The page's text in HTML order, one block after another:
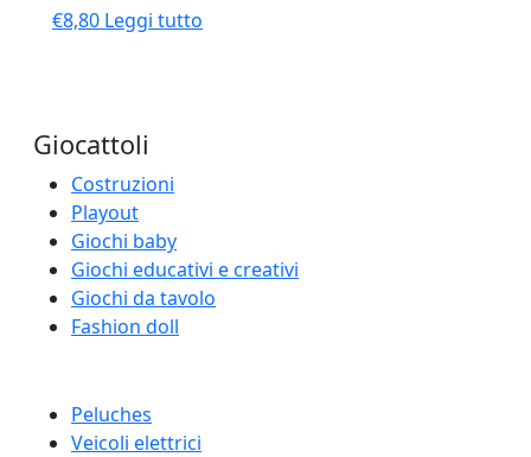
€8,80 Leggi tutto
Giocattoli
Costruzioni
Playout
Giochi baby
Giochi educativi e creativi
Giochi da tavolo
Fashion doll
Peluches
Veicoli elettrici